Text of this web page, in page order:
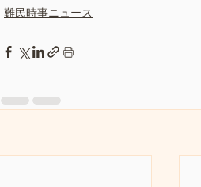
難民時事ニュース